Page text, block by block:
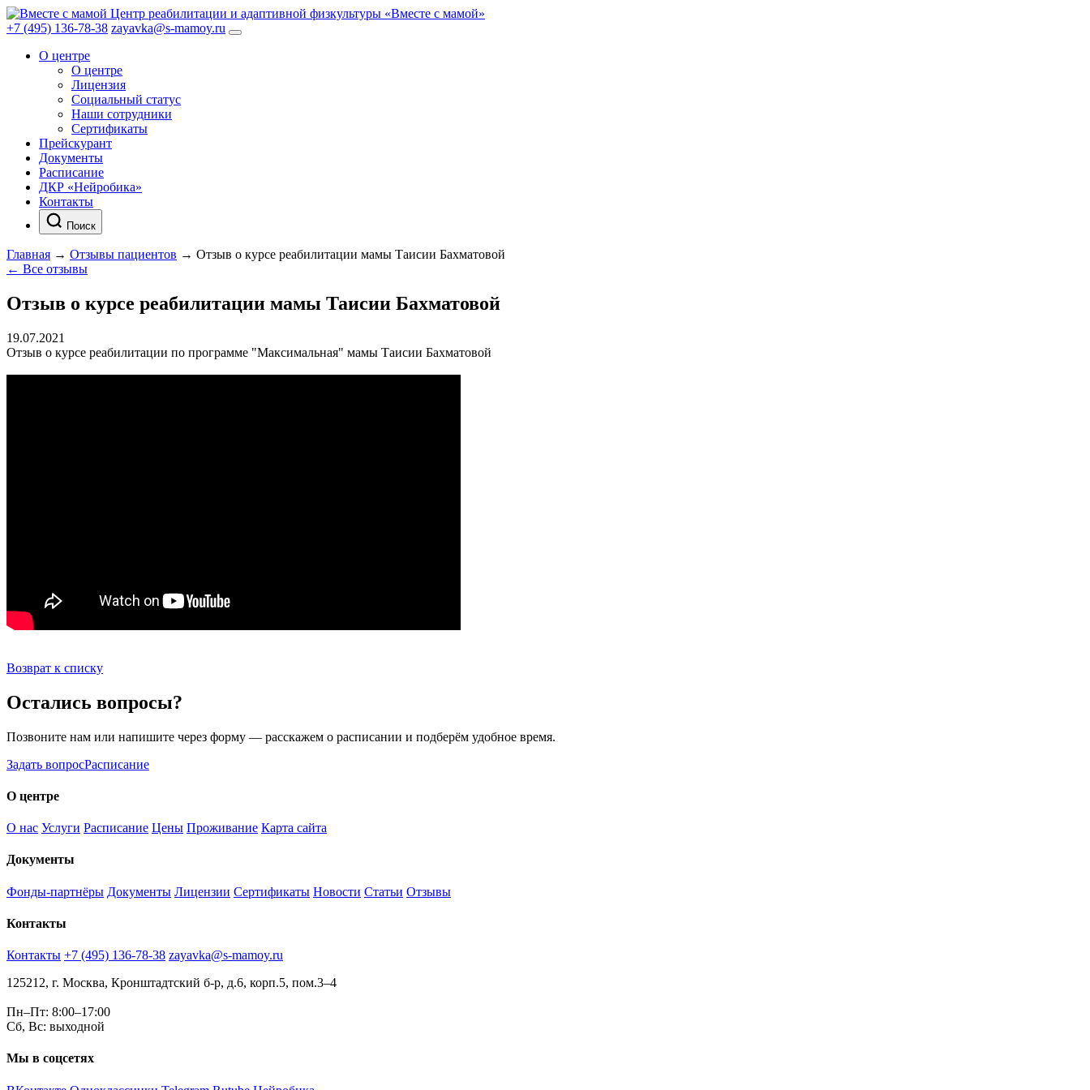
Центр реабилитации и адаптивной физкультуры «Вместе с мамой»
+7 (495) 136-78-38 zayavka@s-mamoy.ru
О центре
О центре
Лицензия
Социальный статус
Наши сотрудники
Сертификаты
Прейскурант
Документы
Расписание
ДКР «Нейробика»
Контакты
Поиск
Главная → Отзывы пациентов → Отзыв о курсе реабилитации мамы Таисии Бахматовой
← Все отзывы
Отзыв о курсе реабилитации мамы Таисии Бахматовой
19.07.2021
Отзыв о курсе реабилитации по программе "Максимальная" мамы Таисии Бахматовой
Возврат к списку
Остались вопросы?
Позвоните нам или напишите через форму — расскажем о расписании и подберём удобное время.
Задать вопросРасписание
О центре
О нас Услуги Расписание Цены Проживание Карта сайта
Документы
Фонды-партнёры Документы Лицензии Сертификаты Новости Статьи Отзывы
Контакты
Контакты +7 (495) 136-78-38 zayavka@s-mamoy.ru
125212, г. Москва, Кронштадтский б-р, д.6, корп.5, пом.3–4
Пн–Пт: 8:00–17:00
Сб, Вс: выходной
Мы в соцсетях